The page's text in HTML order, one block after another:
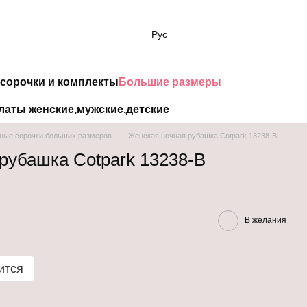
Рус
и комплекты Большие размеры
женские,мужские,детские
сорочки больших размеров Женская ночная рубашка Cotpark 13238-B
Cotpark 13238-B
В желания